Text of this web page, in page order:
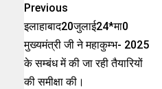
Previous
इलाहाबाद20जुलाई24*मा0
मुख्यमंत्री जी ने महाकुम्भ- 2025
के सम्बंध में की जा रही तैयारियों
की समीक्षा की।